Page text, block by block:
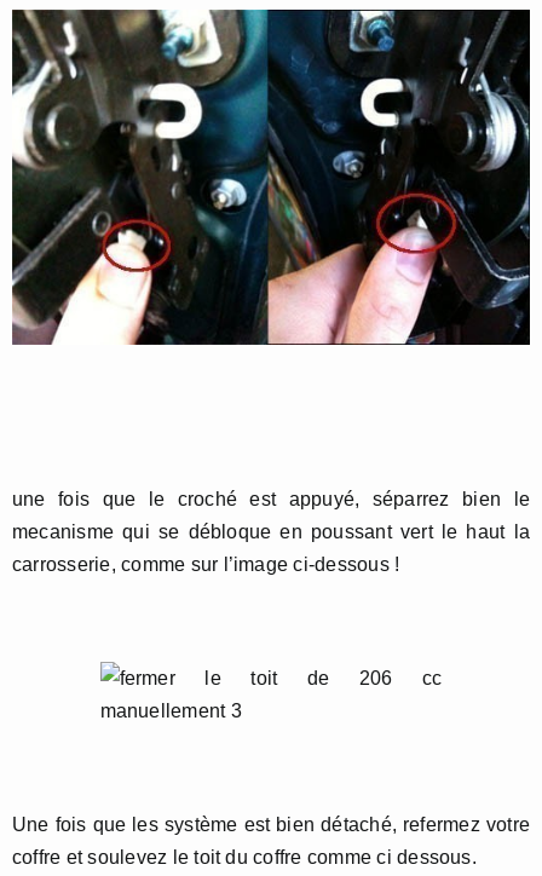
une fois que le croché est appuyé, séparrez bien le
mecanisme qui se débloque en poussant vert le haut la
carrosserie, comme sur l’image ci-dessous !
Une fois que les système est bien détaché, refermez votre
coffre et soulevez le toit du coffre comme ci dessous.